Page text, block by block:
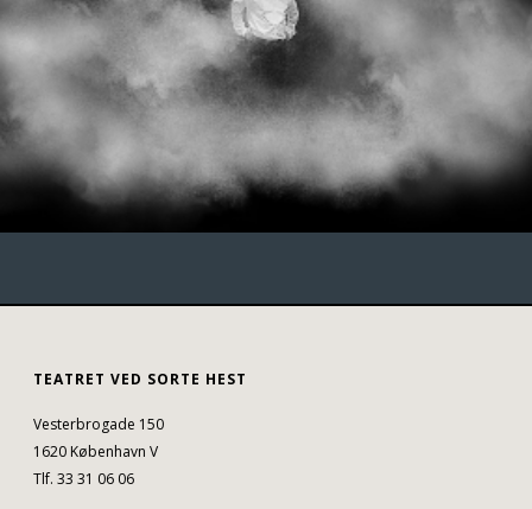
TEATRET VED SORTE HEST
Vesterbrogade 150
1620 København V
Tlf. 33 31 06 06